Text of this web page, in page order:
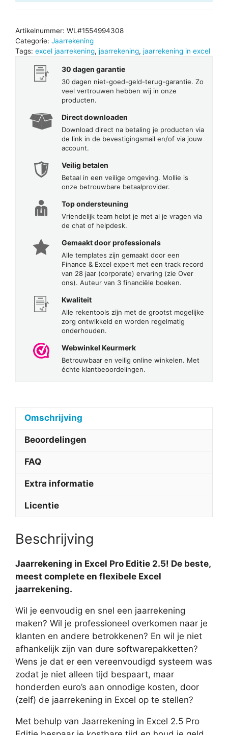
Artikelnummer: WL#1554994308
Categorie: Jaarrekening
Tags: excel jaarrekening, jaarrekening, jaarrekening in excel
30 dagen garantie
30 dagen niet-goed-geld-terug-garantie. Zo
veel vertrouwen hebben wij in onze
producten.
Direct downloaden
Download direct na betaling je producten via
de link in de bevestigingsmail en/of via jouw
account.
Veilig betalen
Betaal in een veilige omgeving. Mollie is
onze betrouwbare betaalprovider.
Top ondersteuning
Vriendelijk team helpt je met al je vragen via
de chat of helpdesk.
Gemaakt door professionals
Alle templates zijn gemaakt door een
Finance & Excel expert met een track record
van 28 jaar (corporate) ervaring (zie Over
ons). Auteur van 3 financiële boeken.
Kwaliteit
Alle rekentools zijn met de grootst mogelijke
zorg ontwikkeld en worden regelmatig
onderhouden.
Webwinkel Keurmerk
Betrouwbaar en veilig online winkelen. Met
échte klantbeoordelingen.
Omschrijving
Beoordelingen
FAQ
Extra informatie
Licentie
Beschrijving
Jaarrekening in Excel Pro Editie 2.5! De beste,
meest complete en flexibele Excel
jaarrekening.
Wil je eenvoudig en snel een jaarrekening
maken? Wil je professioneel overkomen naar je
klanten en andere betrokkenen? En wil je niet
afhankelijk zijn van dure softwarepakketten?
Wens je dat er een vereenvoudigd systeem was
zodat je niet alleen tijd bespaart, maar
honderden euro’s aan onnodige kosten, door
(zelf) de jaarrekening in Excel op te stellen?
Met behulp van Jaarrekening in Excel 2.5 Pro